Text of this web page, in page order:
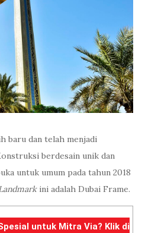
baru dan telah menjadi
berdesain unik dan
untuk umum pada tahun 2018
ini adalah Dubai Frame.
untuk Mitra Via? Klik di